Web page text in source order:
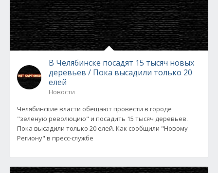
В Челябинске посадят 15 тысяч новых
деревьев / Пока высадили только 20
елей
Новости
Челябинские власти обещают провести в городе
"зеленую революцию" и посадить 15 тысяч деревьев.
Пока высадили только 20 елей. Как сообщили "Новому
Региону" в пресс-службе